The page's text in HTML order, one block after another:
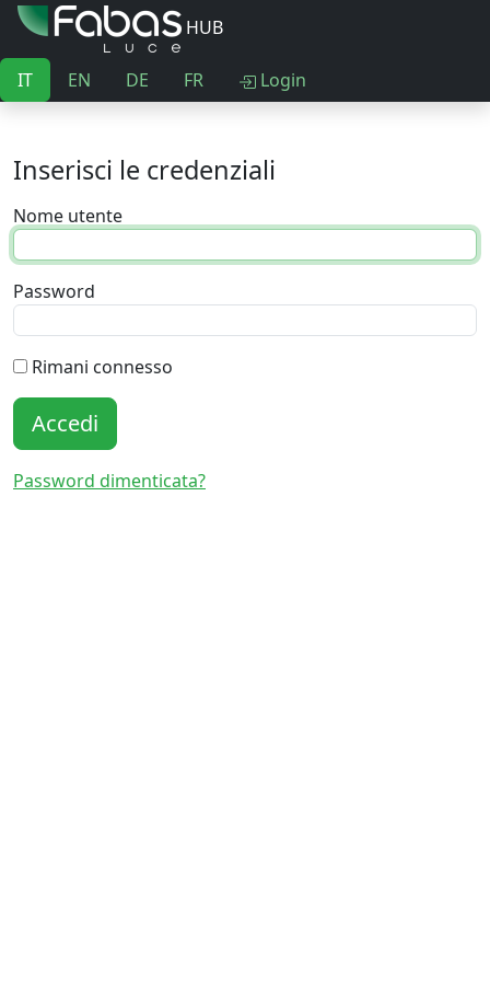
HUB
IT EN DE FR Login
Inserisci le credenziali
Nome utente
Password
Rimani connesso
Accedi
Password dimenticata?